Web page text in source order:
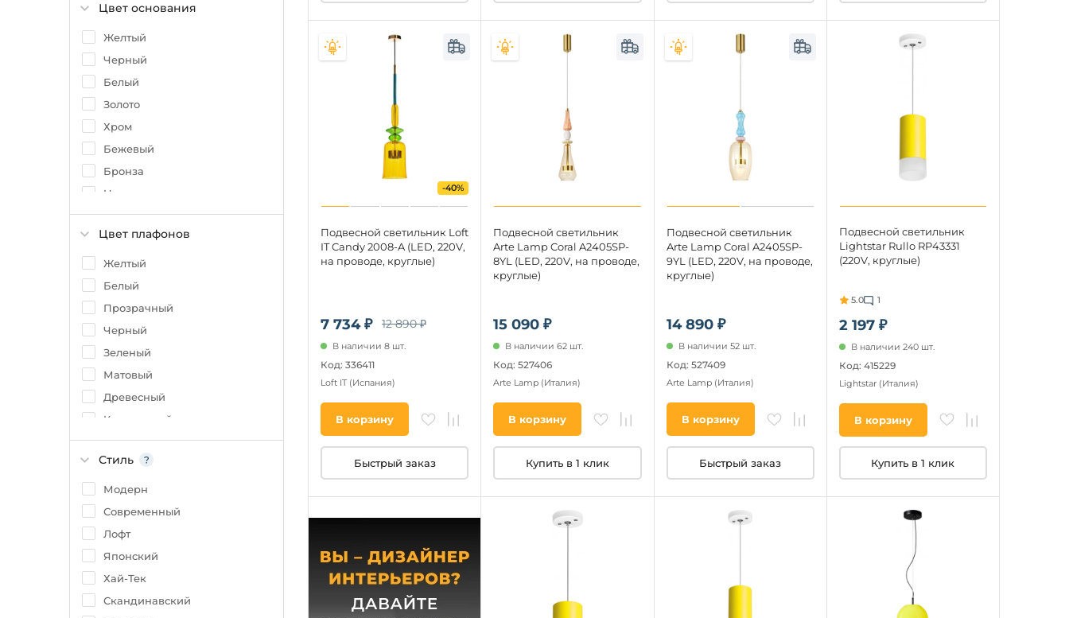
Цвет основания
Желтый
Черный
Белый
Золото
Хром
Бежевый
Бронза
Никель
Серый
Розовый
Голубой
Оранжевый
Латунь
Цвет плафонов
Желтый
Белый
Прозрачный
Черный
Зеленый
Матовый
Древесный
Коричневый
Серый
Синий
Стиль
Модерн
Современный
Лофт
Японский
Хай-Тек
Скандинавский
7 734 ₽ 12 890 ₽
-40%
Подвесной светильник Loft
IT Candy 2008-A (LED, 220V,
на проводе, круглые)
В наличии 8 шт.
Код: 336411
Loft IT (Испания)
В корзину
Быстрый заказ
15 090 ₽
Подвесной светильник
Arte Lamp Coral A2405SP-
8YL (LED, 220V, на проводе,
круглые)
В наличии 62 шт.
Код: 527406
Arte Lamp (Италия)
В корзину
Купить в 1 клик
14 890 ₽
Подвесной светильник
Arte Lamp Coral A2405SP-
9YL (LED, 220V, на проводе,
круглые)
В наличии 52 шт.
Код: 527409
Arte Lamp (Италия)
В корзину
Быстрый заказ
2 197 ₽
Подвесной светильник
Lightstar Rullo RP43331
(220V, круглые)
5.0 1
В наличии 240 шт.
Код: 415229
Lightstar (Италия)
В корзину
Купить в 1 клик